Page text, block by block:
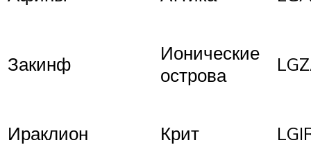
Закинф
Ионические
острова
Ираклион Крит